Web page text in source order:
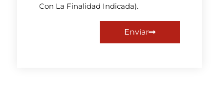
Con La Finalidad Indicada).
Enviar